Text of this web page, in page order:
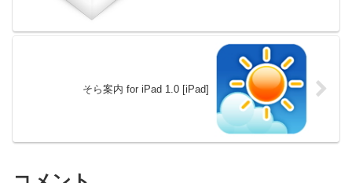
そら案内 for iPad 1.0 [iPad]